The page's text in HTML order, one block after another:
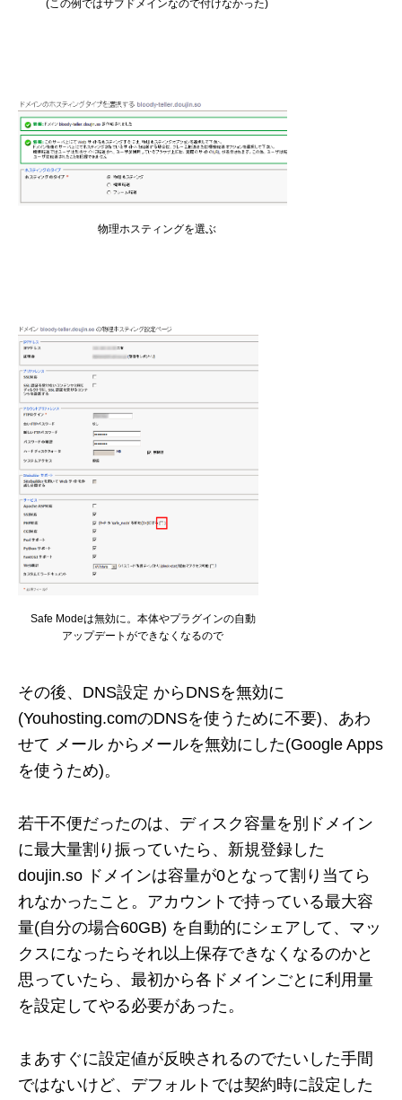
(この例ではサブドメインなので付けなかった)
物理ホスティングを選ぶ
Safe Modeは無効に。本体やプラグインの自動
アップデートができなくなるので
その後、DNS設定 からDNSを無効に
(Youhosting.comのDNSを使うために不要)、あわ
せて メール からメールを無効にした(Google Apps
を使うため)。
若干不便だったのは、ディスク容量を別ドメイン
に最大量割り振っていたら、新規登録した
doujin.so ドメインは容量が0となって割り当てら
れなかったこと。アカウントで持っている最大容
量(自分の場合60GB) を自動的にシェアして、マッ
クスになったらそれ以上保存できなくなるのかと
思っていたら、最初から各ドメインごとに利用量
を設定してやる必要があった。
まあすぐに設定値が反映されるのでたいした手間
ではないけど、デフォルトでは契約時に設定した